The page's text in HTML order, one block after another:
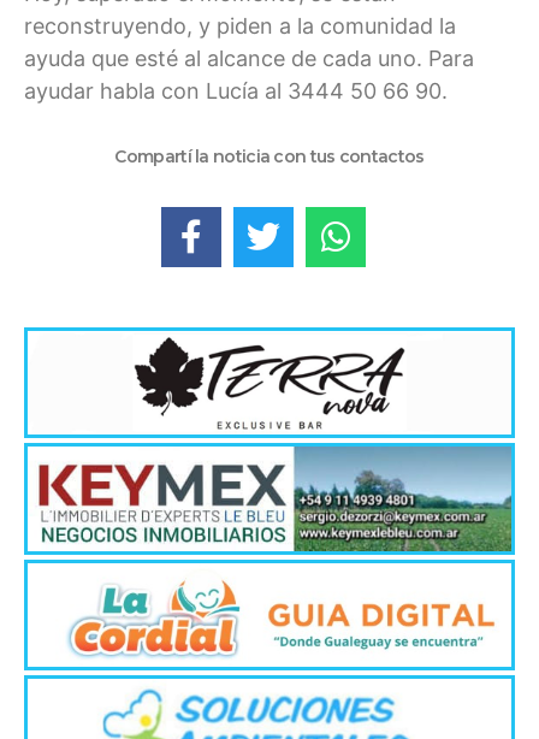
reconstruyendo, y piden a la comunidad la
ayuda que esté al alcance de cada uno. Para
ayudar habla con Lucía al 3444 50 66 90.
Compartí la noticia con tus contactos